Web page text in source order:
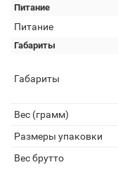
Питание
Питание
Габариты
Габариты
Вес (грамм)
Размеры упаковки
Вес брутто